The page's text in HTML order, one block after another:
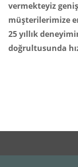
vermekteyiz
müşterilerimize
25 yıllık
doğrultusunda